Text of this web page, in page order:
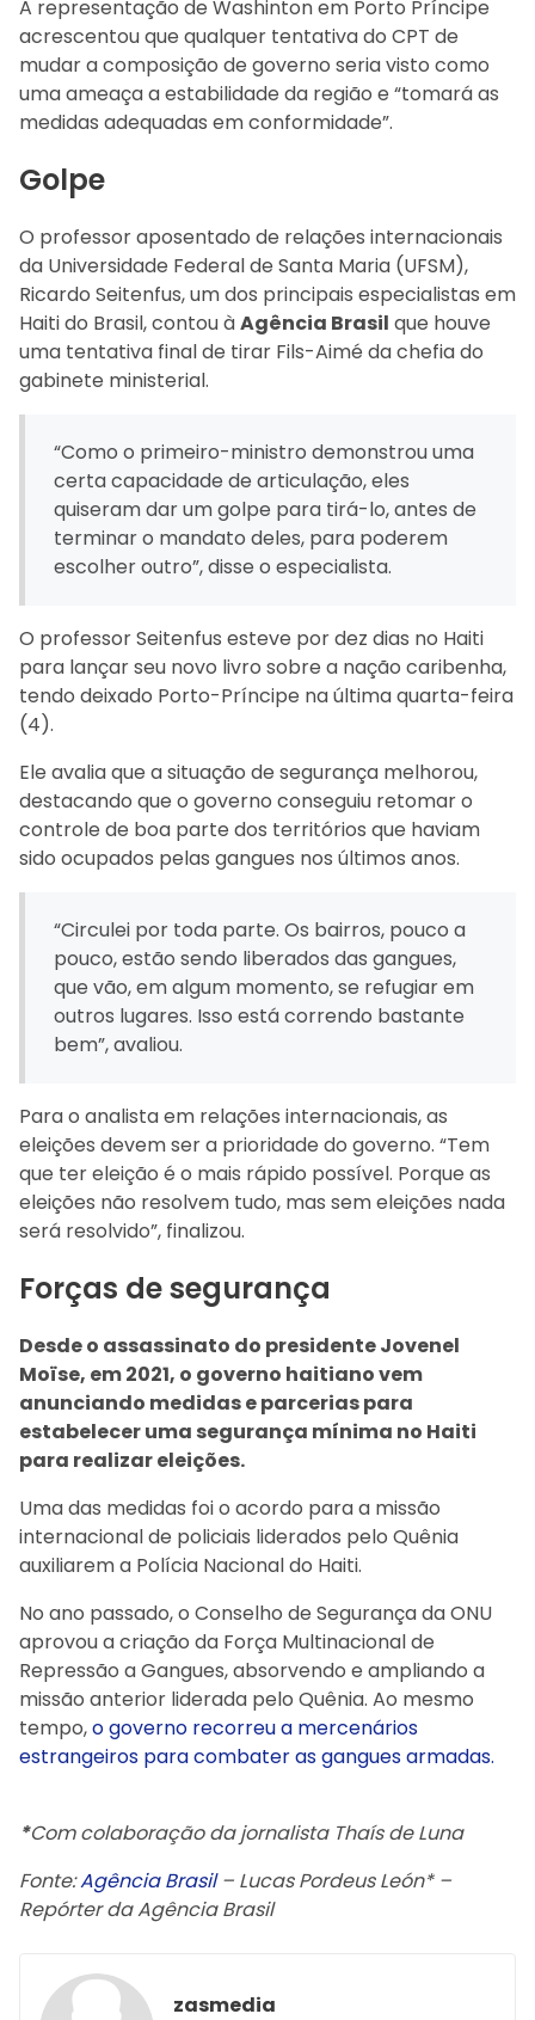
A representação de Washinton em Porto Príncipe
acrescentou que qualquer tentativa do CPT de
mudar a composição de governo seria visto como
uma ameaça a estabilidade da região e “tomará as
medidas adequadas em conformidade”.
Golpe
O professor aposentado de relações internacionais
da Universidade Federal de Santa Maria (UFSM),
Ricardo Seitenfus, um dos principais especialistas em
Haiti do Brasil, contou àAgência Brasil que houve
uma tentativa final de tirar Fils-Aimé da chefia do
gabinete ministerial.
“Como o primeiro-ministro demonstrou uma
certa capacidade de articulação, eles
quiseram dar um golpe para tirá-lo, antes de
terminar o mandato deles, para poderem
escolher outro”, disse o especialista.
O professor Seitenfus esteve por dez dias no Haiti
para lançar seu novo livro sobre a nação caribenha,
tendo deixado Porto-Príncipe na última quarta-feira
(4).
Ele avalia que a situação de segurança melhorou,
destacando que o governo conseguiu retomar o
controle de boa parte dos territórios que haviam
sido ocupados pelas gangues nos últimos anos.
“Circulei por toda parte. Os bairros, pouco a
pouco, estão sendo liberados das gangues,
que vão, em algum momento, se refugiar em
outros lugares. Isso está correndo bastante
bem”, avaliou.
Para o analista em relações internacionais, as
eleições devem ser a prioridade do governo. “Tem
que ter eleição é o mais rápido possível. Porque as
eleições não resolvem tudo, mas sem eleições nada
será resolvido”, finalizou.
Forças de segurança
Desde o assassinato do presidente Jovenel
Moïse, em 2021, o governo haitiano vem
anunciando medidas e parcerias para
estabelecer uma segurança mínima no Haiti
para realizar eleições.
Uma das medidas foi o acordo para a missão
internacional de policiais liderados pelo Quênia
auxiliarem a Polícia Nacional do Haiti.
No ano passado, o Conselho de Segurança da ONU
aprovou a criação da Força Multinacional de
Repressão a Gangues, absorvendo e ampliando a
missão anterior liderada pelo Quênia. Ao mesmo
tempo,o governo recorreu a mercenários
estrangeiros para combater as gangues armadas.
*Com colaboração da jornalista Thaís de Luna
Fonte:Agência Brasil– Lucas Pordeus León* –
Repórter da Agência Brasil
zasmedia